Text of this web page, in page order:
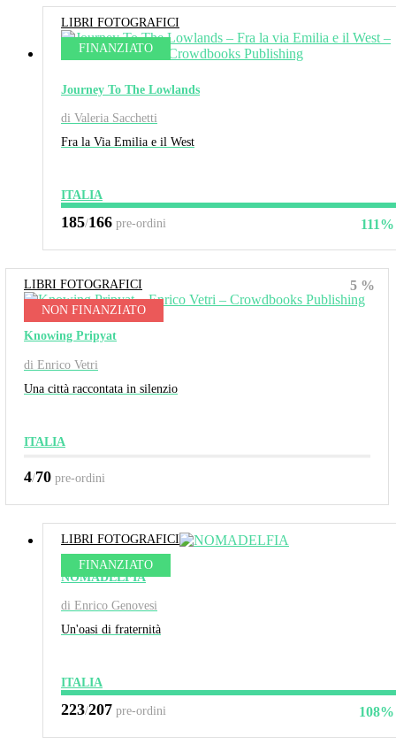
LIBRI FOTOGRAFICI
FINANZIATO
Journey To The Lowlands
di Valeria Sacchetti
Fra la Via Emilia e il West
ITALIA
111%
185/166 pre-ordini
LIBRI FOTOGRAFICI
NON FINANZIATO
Knowing Pripyat
di Enrico Vetri
Una città raccontata in silenzio
ITALIA
5 %
4/70 pre-ordini
LIBRI FOTOGRAFICI
FINANZIATO
NOMADELFIA
di Enrico Genovesi
Un'oasi di fraternità
ITALIA
108%
223/207 pre-ordini